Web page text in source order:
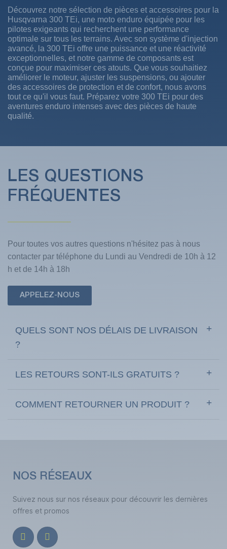
(1 avis)
Découvrez notre sélection de pièces et accessoires pour la
Husqvarna 300 TEi, une moto enduro équipée pour les
pilotes exigeants qui recherchent une performance
optimale sur tous les terrains. Avec son système d'injection
avancé, la 300 TEi offre une puissance et une réactivité
exceptionnelles, et notre gamme de composants est
conçue pour maximiser ces atouts. Que vous souhaitiez
améliorer le moteur, ajuster les suspensions, ou ajouter
des accessoires de protection et de confort, nous avons
tout ce qu'il vous faut. Préparez votre 300 TEi pour des
aventures enduro intenses avec des pièces de haute
qualité.
LES QUESTIONS
FRÉQUENTES
Pour toutes vos autres questions n'hésitez pas à nous
contacter par téléphone du Lundi au Vendredi de 10h à 12
h et de 14h à 18h
APPELEZ-NOUS
QUELS SONT NOS DÉLAIS DE LIVRAISON
?
LES RETOURS SONT-ILS GRATUITS ?
COMMENT RETOURNER UN PRODUIT ?
NOS RÉSEAUX
Suivez nous sur nos réseaux pour découvrir les dernières
offres et promos